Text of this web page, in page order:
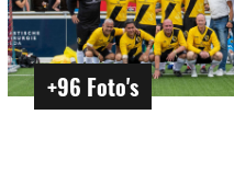
+96 Foto's